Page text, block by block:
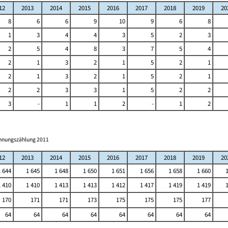
2013 2014 2015 2016 2017 2018 2019
8
6 6 9 10 9 6
8
1
3 4 4 3 5 2
3
2
5 4 8 3 7 5
4
2
1 3 2 1 5 2
1
2
1 3 2 1 5 2
1
2
2 3 3 1 5 2
2
3
- 1 1 2 - 1 2
2011
2013 2014 2015 2016 2017 2018 2019
644
1 645 1 648 1 650 1 651 1 656 1 658 1 660
410
1 410 1 413 1 413 1 412 1 417 1 419 1 419
170
171 171 173 175 175 175
177
64
64 64 64 64 64 64 64